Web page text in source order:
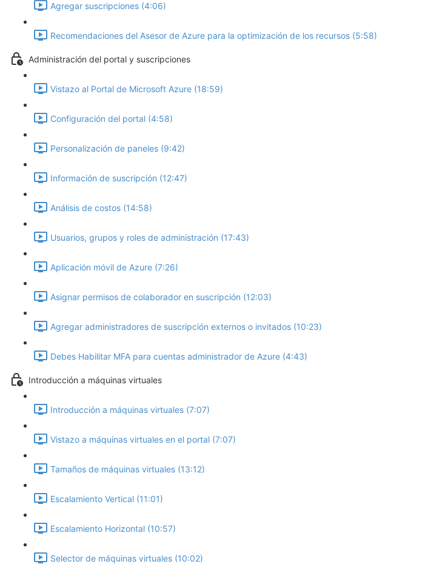
Agregar suscripciones (4:06)
Recomendaciones del Asesor de Azure para la optimización de los recursos (5:58)
Administración del portal y suscripciones
Vistazo al Portal de Microsoft Azure (18:59)
Configuración del portal (4:58)
Personalización de paneles (9:42)
Información de suscripción (12:47)
Análisis de costos (14:58)
Usuarios, grupos y roles de administración (17:43)
Aplicación móvil de Azure (7:26)
Asignar permisos de colaborador en suscripción (12:03)
Agregar administradores de suscripción externos o invitados (10:23)
Debes Habilitar MFA para cuentas administrador de Azure (4:43)
Introducción a máquinas virtuales
Introducción a máquinas virtuales (7:07)
Vistazo a máquinas virtuales en el portal (7:07)
Tamaños de máquinas virtuales (13:12)
Escalamiento Vertical (11:01)
Escalamiento Horizontal (10:57)
Selector de máquinas virtuales (10:02)